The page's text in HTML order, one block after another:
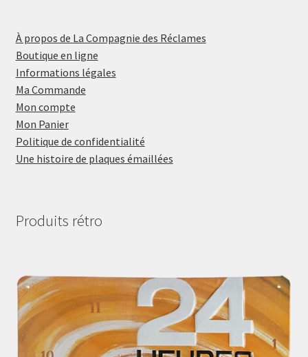
À propos de La Compagnie des Réclames
Boutique en ligne
Informations légales
Ma Commande
Mon compte
Mon Panier
Politique de confidentialité
Une histoire de plaques émaillées
Produits rétro